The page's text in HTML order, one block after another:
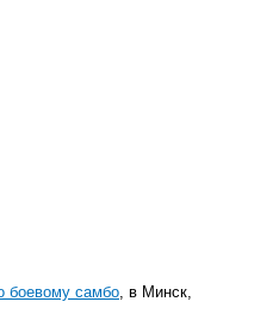
боевому самбо, в Минск,